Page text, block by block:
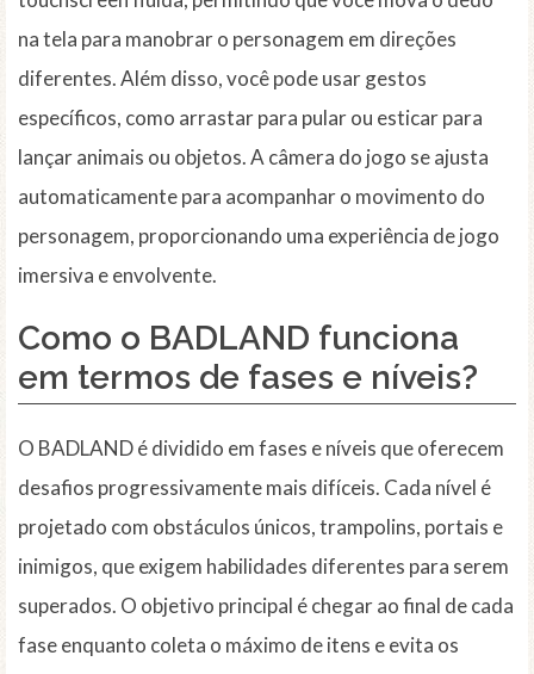
na tela para manobrar o personagem em direções
diferentes. Além disso, você pode usar gestos
específicos, como arrastar para pular ou esticar para
lançar animais ou objetos. A câmera do jogo se ajusta
automaticamente para acompanhar o movimento do
personagem, proporcionando uma experiência de jogo
imersiva e envolvente.
Como o BADLAND funciona
em termos de fases e níveis?
O BADLAND é dividido em fases e níveis que oferecem
desafios progressivamente mais difíceis. Cada nível é
projetado com obstáculos únicos, trampolins, portais e
inimigos, que exigem habilidades diferentes para serem
superados. O objetivo principal é chegar ao final de cada
fase enquanto coleta o máximo de itens e evita os